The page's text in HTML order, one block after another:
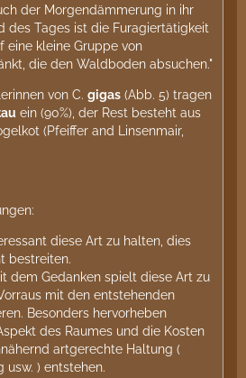
der Morgendämmerung in ihr
des Tages ist die Furagiertätigkeit
eine kleine Gruppe von
die den Waldboden absuchen."
von C. gigas (Abb. 5) tragen
ein (90%), der Rest besteht aus
(Pfeiffer and Linsenmair,
diese Art zu halten, dies
bestreiten.
dem Gedanken spielt diese Art zu
mit den entstehenden
Besonders hervorheben
des Raumes und die Kosten
artgerechte Haltung (
usw. ) entstehen.